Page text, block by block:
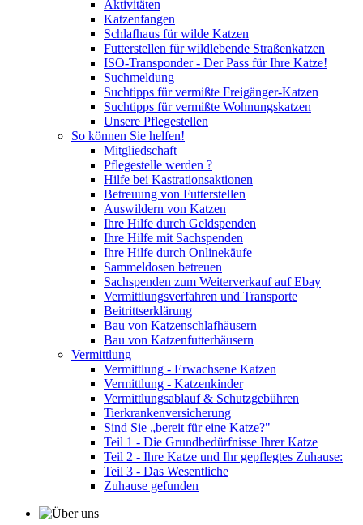
Aktivitäten
Katzenfangen
Schlafhaus für wilde Katzen
Futterstellen für wildlebende Straßenkatzen
ISO-Transponder - Der Pass für Ihre Katze!
Suchmeldung
Suchtipps für vermißte Freigänger-Katzen
Suchtipps für vermißte Wohnungskatzen
Unsere Pflegestellen
So können Sie helfen!
Mitgliedschaft
Pflegestelle werden ?
Hilfe bei Kastrationsaktionen
Betreuung von Futterstellen
Auswildern von Katzen
Ihre Hilfe durch Geldspenden
Ihre Hilfe mit Sachspenden
Ihre Hilfe durch Onlinekäufe
Sammeldosen betreuen
Sachspenden zum Weiterverkauf auf Ebay
Vermittlungsverfahren und Transporte
Beitrittserklärung
Bau von Katzenschlafhäusern
Bau von Katzenfutterhäusern
Vermittlung
Vermittlung - Erwachsene Katzen
Vermittlung - Katzenkinder
Vermittlungsablauf & Schutzgebühren
Tierkrankenversicherung
Sind Sie „bereit für eine Katze?"
Teil 1 - Die Grundbedürfnisse Ihrer Katze
Teil 2 - Ihre Katze und Ihr gepflegtes Zuhause:
Teil 3 - Das Wesentliche
Zuhause gefunden